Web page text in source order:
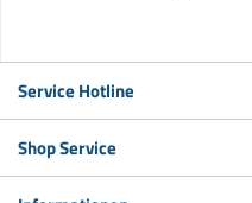
Service Hotline
Shop Service